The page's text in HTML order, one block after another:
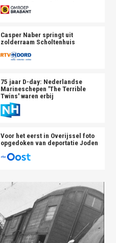
Casper Naber springt uit
zolderraam Scholtenhuis
75 jaar D-day: Nederlandse
Marineschepen 'The Terrible
Twins' waren erbij
Voor het eerst in Overijssel foto
opgedoken van deportatie Joden